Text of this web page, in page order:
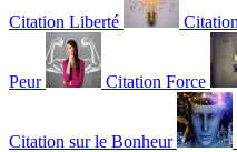
Citation Liberté
Peur Citation Force
Citation sur le Bonheur